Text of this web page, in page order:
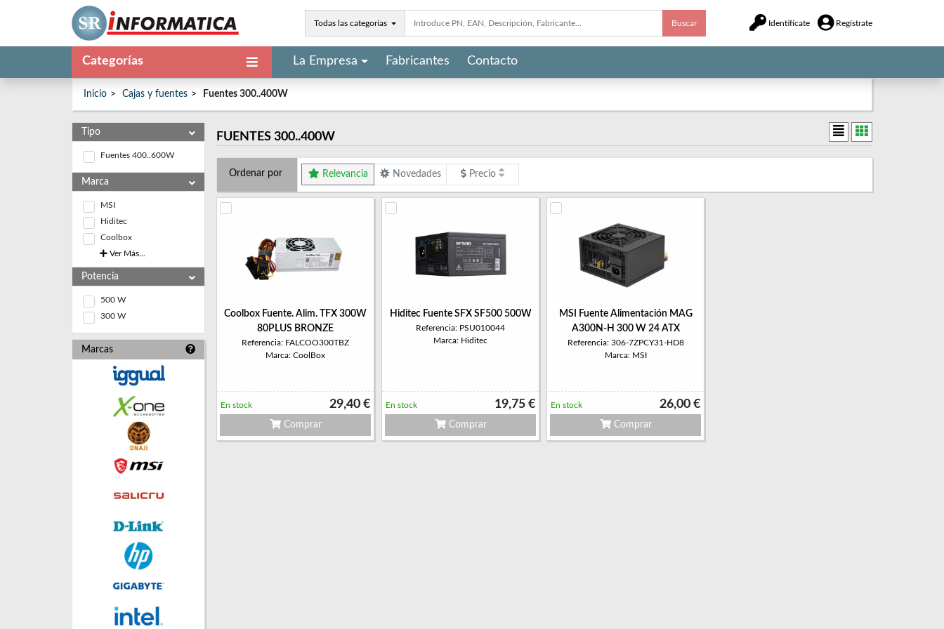
Todas las categorías Buscar Identifícate Regístrate
Categorías La Empresa Fabricantes Contacto
Inicio Cajas y fuentes Fuentes 300..400W
Tipo
Fuentes 400..600W
Marca
MSI
Hiditec
Coolbox
Ver Más...
Potencia
500 W
300 W
Marcas
FUENTES 300..400W
Ordenar por Relevancia Novedades Precio
Coolbox Fuente. Alim. TFX 300W
80PLUS BRONZE
Referencia: FALCOO300TBZ
Marca: CoolBox
29,40 €
En stock
Comprar
Hiditec Fuente SFX SF500 500W
Referencia: PSU010044
Marca: Hiditec
19,75 €
En stock
Comprar
MSI Fuente Alimentación MAG
A300N-H 300 W 24 ATX
Referencia: 306-7ZPCY31-HD8
Marca: MSI
26,00 €
En stock
Comprar